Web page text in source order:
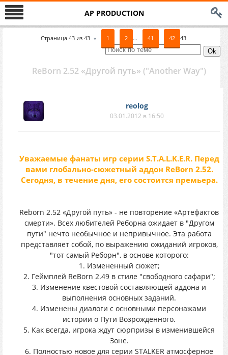
AP PRODUCTION
Страница 43из 43 « 1 2 … 41 42 43
ReBorn 2.52 «Другой путь» ("Another Way")
reolog
03.01.2012 в 16:50
Уважаемые фанаты игр серии S.T.A.L.K.E.R. Перед
вами глобально-сюжетный аддон ReBorn 2.52.
Сегодня, в течение дня, его состоится премьера.
Reborn 2.52 «Другой путь» - не повторение «Артефактов
смерти». Всех любителей Реборна ожидает в "Другом
пути" нечто необычное и непривычное. Эта работа
представляет собой, по выражению ожиданий игроков,
"тот самый Реборн", в основе которого:
1. Измененный сюжет;
2. Геймплей ReBorn 2.49 в стиле "свободного сафари";
3. Изменение квестовой составляющей аддона и
выполнения основных заданий.
4. Изменены диалоги с основными персонажами
истории о Пути Возрождённого.
5. Как всегда, игрока ждут сюрпризы в изменившейся
Зоне.
6. Полностью новое для серии STALKER атмосферное